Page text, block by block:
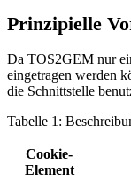
Prinzipielle
Da TOS2GEM nur
eingetragen werden
die Schnittstelle
Tabelle 1:
Cookie-
Element